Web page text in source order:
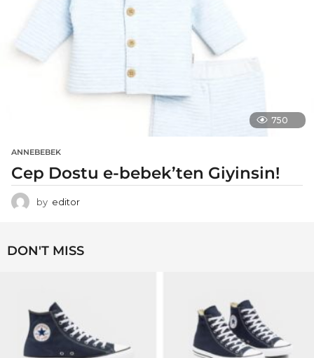
750
ANNEBEBEK
Cep Dostu e-bebek’ten Giyinsin!
by editor
DON'T MISS